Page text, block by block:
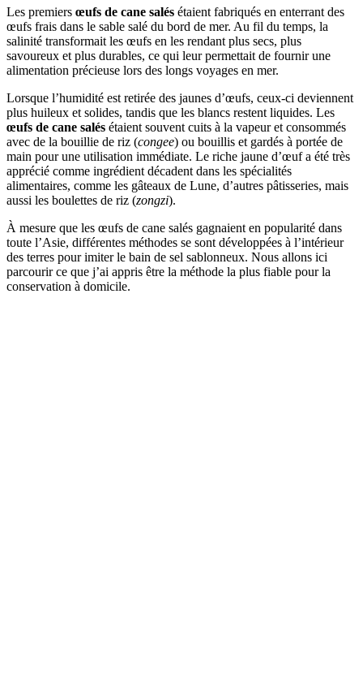
Les premiers œufs de cane salés étaient fabriqués en enterrant des
œufs frais dans le sable salé du bord de mer. Au fil du temps, la
salinité transformait les œufs en les rendant plus secs, plus
savoureux et plus durables, ce qui leur permettait de fournir une
alimentation précieuse lors des longs voyages en mer.
Lorsque l’humidité est retirée des jaunes d’œufs, ceux-ci deviennent
plus huileux et solides, tandis que les blancs restent liquides. Les
œufs de cane salés étaient souvent cuits à la vapeur et consommés
avec de la bouillie de riz (congee) ou bouillis et gardés à portée de
main pour une utilisation immédiate. Le riche jaune d’œuf a été très
apprécié comme ingrédient décadent dans les spécialités
alimentaires, comme les gâteaux de Lune, d’autres pâtisseries, mais
aussi les boulettes de riz (zongzi).
À mesure que les œufs de cane salés gagnaient en popularité dans
toute l’Asie, différentes méthodes se sont développées à l’intérieur
des terres pour imiter le bain de sel sablonneux. Nous allons ici
parcourir ce que j’ai appris être la méthode la plus fiable pour la
conservation à domicile.